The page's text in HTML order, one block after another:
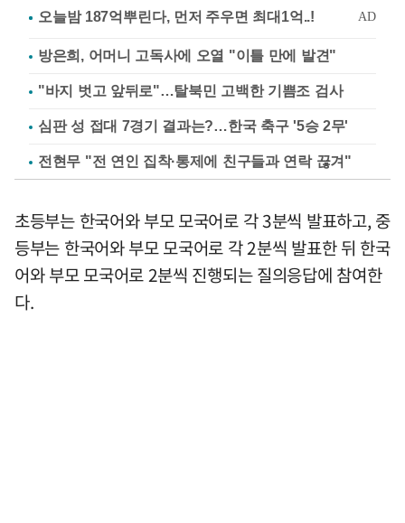
방은희, 어머니 고독사에 오열 "이틀 만에 발견"
"바지 벗고 앞뒤로"…탈북민 고백한 기쁨조 검사
심판 성 접대 7경기 결과는?…한국 축구 '5승 2무'
전현무 "전 연인 집착·통제에 친구들과 연락 끊겨"
초등부는 한국어와 부모 모국어로 각 3분씩 발표하고, 중
등부는 한국어와 부모 모국어로 각 2분씩 발표한 뒤 한국
어와 부모 모국어로 2분씩 진행되는 질의응답에 참여한
다.